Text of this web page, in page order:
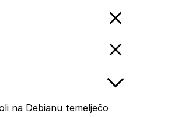
na Debianu temelječo